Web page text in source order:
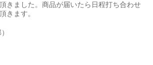
きました。商品が届いたら日程打ち合わせ
きます。